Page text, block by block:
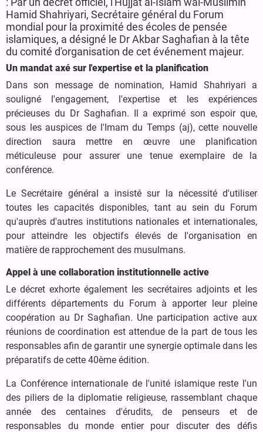
Hamid Shahriyari, Secrétaire général du Forum
mondial pour la proximité des écoles de pensée
islamiques, a désigné le Dr Akbar Saghafian à la tête
du comité d'organisation de cet événement majeur.
Un mandat axé sur l'expertise et la planification
Dans son message de nomination, Hamid Shahriyari a
souligné l'engagement, l'expertise et les expériences
précieuses du Dr Saghafian. Il a exprimé son espoir que,
sous les auspices de l'Imam du Temps (aj), cette nouvelle
direction saura mettre en œuvre une planification
méticuleuse pour assurer une tenue exemplaire de la
conférence.
Le Secrétaire général a insisté sur la nécessité d'utiliser
toutes les capacités disponibles, tant au sein du Forum
qu'auprès d'autres institutions nationales et internationales,
pour atteindre les objectifs élevés de l'organisation en
matière de rapprochement des musulmans.
Appel à une collaboration institutionnelle active
Le décret exhorte également les secrétaires adjoints et les
différents départements du Forum à apporter leur pleine
coopération au Dr Saghafian. Une participation active aux
réunions de coordination est attendue de la part de tous les
responsables afin de garantir une synergie optimale dans les
préparatifs de cette 40ème édition.
La Conférence internationale de l'unité islamique reste l'un
des piliers de la diplomatie religieuse, rassemblant chaque
année des centaines d'érudits, de penseurs et de
responsables du monde entier pour discuter des défis